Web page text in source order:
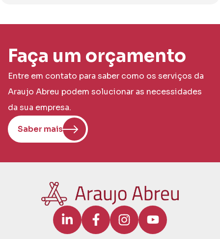
Faça um orçamento
Entre em contato para saber como os serviços da
Araujo Abreu podem solucionar as necessidades
da sua empresa.
Saber mais